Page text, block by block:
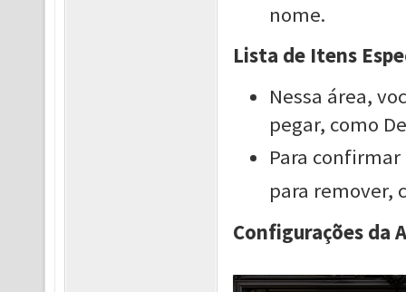
nome.
Lista de Itens
Nessa área,
pegar, como
Para
para remover,
Configurações da